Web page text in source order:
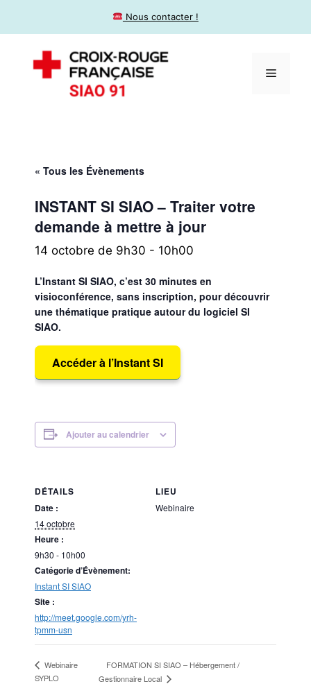
​ Nous contacter !
« Tous les Évènements
INSTANT SI SIAO – Traiter votre
demande à mettre à jour
14 octobre de 9h30 - 10h00
L’Instant SI SIAO, c’est 30 minutes en
visioconférence, sans inscription, pour découvrir
une thématique pratique autour du logiciel SI
SIAO.
Accéder à l’Instant SI
Ajouter au calendrier
DÉTAILS
Date :
14 octobre
Heure :
9h30 - 10h00
Catégorie d’Évènement:
Instant SI SIAO
Site :
http://meet.google.com/yrh-
tpmm-usn
LIEU
Webinaire
Webinaire
SYPLO
FORMATION SI SIAO – Hébergement /
Gestionnaire Local